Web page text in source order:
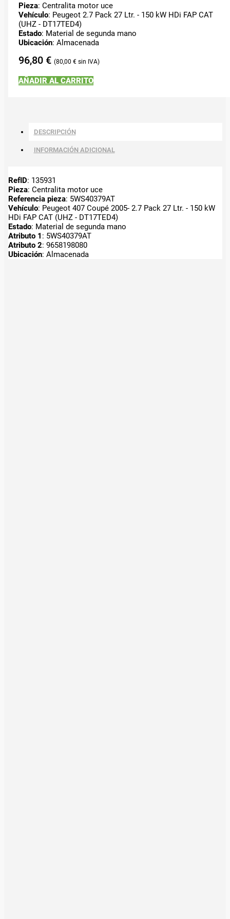
Pieza: Centralita motor uce
Vehículo: Peugeot 2.7 Pack 27 Ltr. - 150 kW HDi FAP CAT
(UHZ - DT17TED4)
Estado: Material de segunda mano
Ubicación: Almacenada
96,80 € 80,00 €
AÑADIR AL CARRITO
DESCRIPCIÓN
INFORMACIÓN ADICIONAL
RefID: 135931
Pieza: Centralita motor uce
Referencia pieza: 5WS40379AT
Vehículo: Peugeot 407 Coupé 2005- 2.7 Pack 27 Ltr. - 150 kW
HDi FAP CAT (UHZ - DT17TED4)
Estado: Material de segunda mano
Atributo 1 : 5WS40379AT
Atributo 2: 9658198080
Ubicación: Almacenada